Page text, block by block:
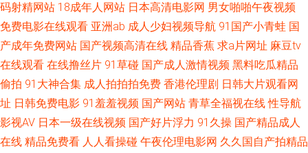
美激情熟妇 婷婷六月天色色 91豆花网页跳转 超碰综合在线 女人的天堂网 五
月天色色激情网 大香蕉伊人91 老司机黄色影院 色午月视频 91福利社入口 成
人免费视频网 成人自拍超碰 天堂网东京热 超碰99久99 另类人妖网站 天天肏
屄视频 91人妻在线视频 国产夫妻3p 内射美女九色91 深夜天堂导航 97人人
码射精网站 18成年人网站 日本高清电影网 男女啪啪午夜视频
免费电影在线观看 亚洲ab 成人少妇视频导航 91国产小青蛙 国
产成年免费网站 国产视频高清在线 精品香蕉 求a片网址 麻豆tv
在线观看 在线撸丝片 91草碰 国产成人激情视频 黑料吃瓜精品
偷拍 91大神合集 成人拍拍拍免费 香港伦理剧 日韩大片观看网
址 日韩免费电影 91羞羞视频 国产网站 青草全福视在线 性导航
影视AV 日本一级在线视频 国产好片浮力 91久操 国产精品成人
在线 精品免费看 人人看操碰 午夜伦理电影网 久久国自产拍精品